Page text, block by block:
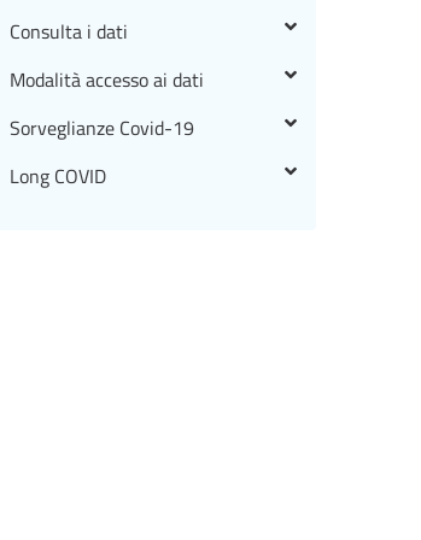
Consulta i dati
Modalità accesso ai dati
Sorveglianze Covid-19
Long COVID